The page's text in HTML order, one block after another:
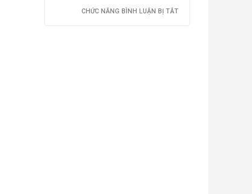
“THẦN
CHỨC NĂNG BÌNH LUẬN BỊ TẮTỞ